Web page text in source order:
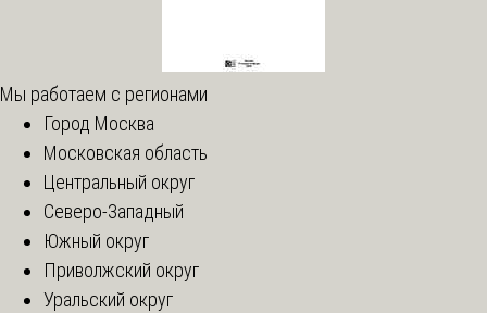
Мы работаем с регионами
Город Москва
Московская область
Центральный округ
Северо-Западный
Южный округ
Приволжский округ
Уральский округ